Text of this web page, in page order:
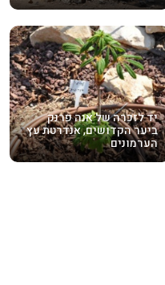
יד לזכרה של אנה פרנק
ביער הקדושים, אנדרטת עץ
הערמונים